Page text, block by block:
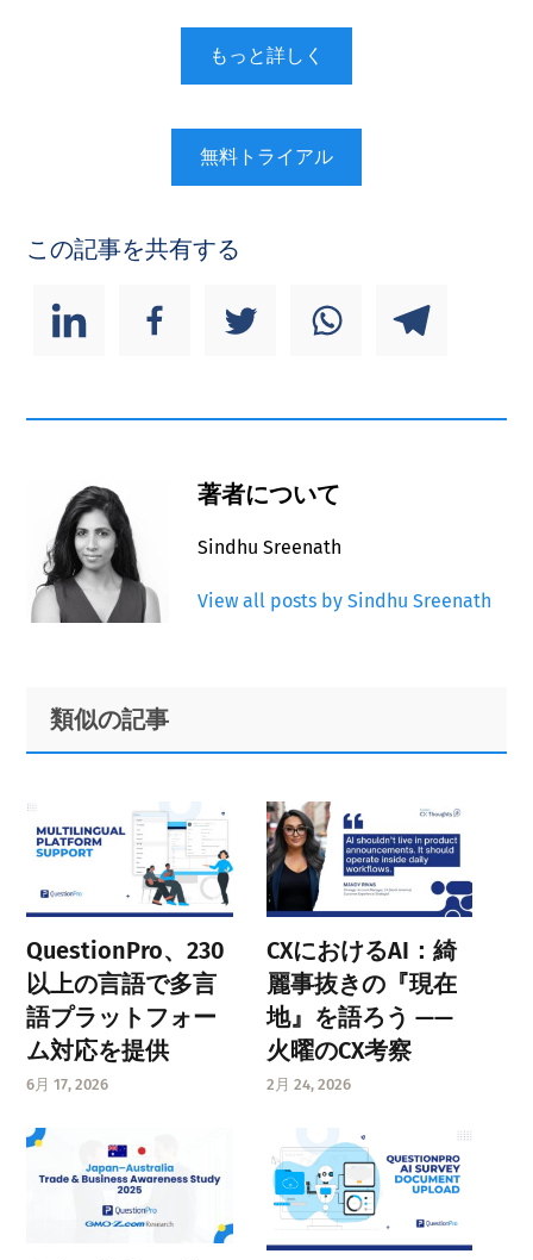
もっと詳しく
無料トライアル
この記事を共有する
著者について
Sindhu Sreenath
View all posts by Sindhu Sreenath
Primary
Sidebar
Footer
類似の記事
QuestionPro、230
以上の言語で多言
語プラットフォー
ム対応を提供
6月 17, 2026
CXにおけるAI：綺
麗事抜きの『現在
地』を語ろう ——
火曜のCX考察
2月 24, 2026